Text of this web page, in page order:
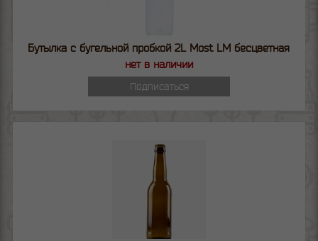
Бутылка с бугельной пробкой 2L Most LM бесцветная
нет в наличии
Подписаться